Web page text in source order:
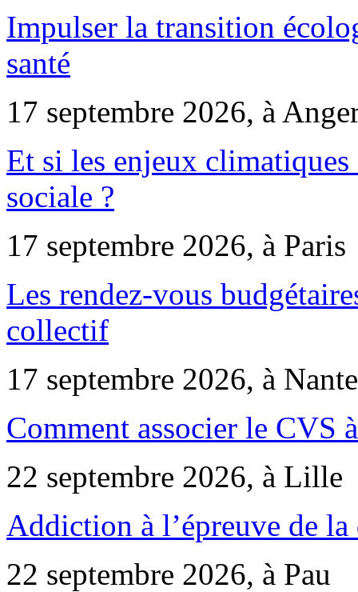
Impulser la transition
santé
17 septembre 2026, à
Et si les enjeux
sociale ?
17 septembre 2026, à Paris
Les rendez-vous
collectif
17 septembre 2026, à
Comment associer le CVS
22 septembre 2026, à Lille
Addiction à l’épreuve de
22 septembre 2026, à Pau